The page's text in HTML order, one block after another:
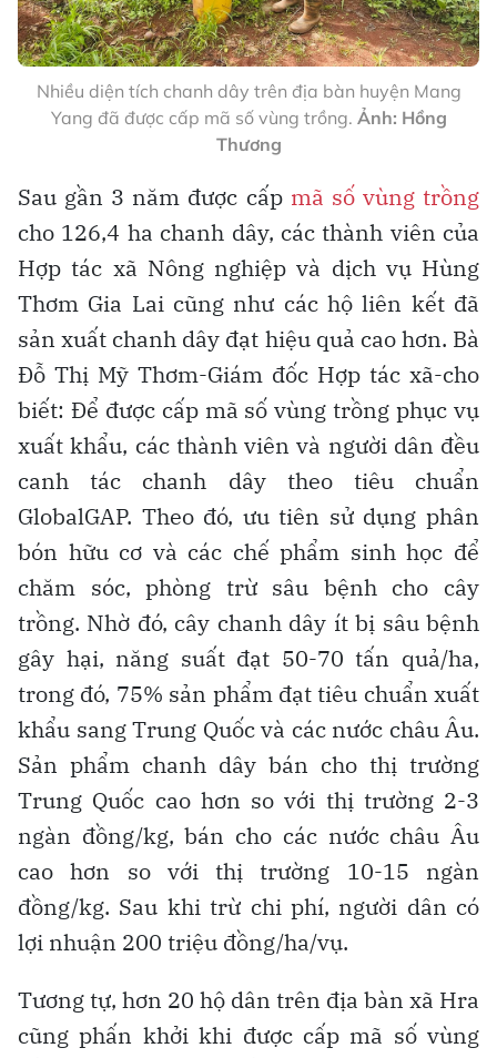
Nhiều diện tích chanh dây trên địa bàn huyện Mang
Yang đã được cấp mã số vùng trồng. Ảnh: Hồng
Thương
Sau gần 3 năm được cấp mã số vùng trồng
cho 126,4 ha chanh dây, các thành viên của
Hợp tác xã Nông nghiệp và dịch vụ Hùng
Thơm Gia Lai cũng như các hộ liên kết đã
sản xuất chanh dây đạt hiệu quả cao hơn. Bà
Đỗ Thị Mỹ Thơm-Giám đốc Hợp tác xã-cho
biết: Để được cấp mã số vùng trồng phục vụ
xuất khẩu, các thành viên và người dân đều
canh tác chanh dây theo tiêu chuẩn
GlobalGAP. Theo đó, ưu tiên sử dụng phân
bón hữu cơ và các chế phẩm sinh học để
chăm sóc, phòng trừ sâu bệnh cho cây
trồng. Nhờ đó, cây chanh dây ít bị sâu bệnh
gây hại, năng suất đạt 50-70 tấn quả/ha,
trong đó, 75% sản phẩm đạt tiêu chuẩn xuất
khẩu sang Trung Quốc và các nước châu Âu.
Sản phẩm chanh dây bán cho thị trường
Trung Quốc cao hơn so với thị trường 2-3
ngàn đồng/kg, bán cho các nước châu Âu
cao hơn so với thị trường 10-15 ngàn
đồng/kg. Sau khi trừ chi phí, người dân có
lợi nhuận 200 triệu đồng/ha/vụ.
Tương tự, hơn 20 hộ dân trên địa bàn xã Hra
cũng phấn khởi khi được cấp mã số vùng